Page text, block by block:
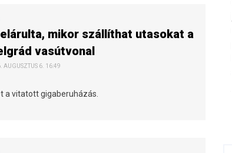
mikor szállíthat utasokat a
vasútvonal
AUGUSZTUS 6. 16:49
a vitatott gigaberuházás.